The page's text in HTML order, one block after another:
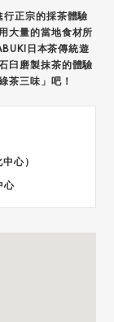
正宗的採茶體驗
大量的當地食材所
日本茶傳統遊
臼磨製抹茶的體驗
茶三味」吧！
心）
心